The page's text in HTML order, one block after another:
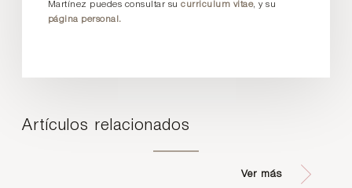
Martínez puedes consultar sucurriculum vitae, y su
página personal.
Artículos relacionados
Ver más